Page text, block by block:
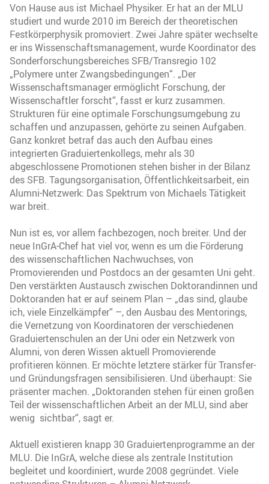
Von Hause aus ist Michael Physiker. Er hat an der MLU
studiert und wurde 2010 im Bereich der theoretischen
Festkörperphysik promoviert. Zwei Jahre später wechselte
er ins Wissenschaftsmanagement, wurde Koordinator des
Sonderforschungsbereiches SFB/Transregio 102
„Polymere unter Zwangsbedingungen“. „Der
Wissenschaftsmanager ermöglicht Forschung, der
Wissenschaftler forscht“, fasst er kurz zusammen.
Strukturen für eine optimale Forschungsumgebung zu
schaffen und anzupassen, gehörte zu seinen Aufgaben.
Ganz konkret betraf das auch den Aufbau eines
integrierten Graduiertenkollegs, mehr als 30
abgeschlossene Promotionen stehen bisher in der Bilanz
des SFB. Tagungsorganisation, Öffentlichkeitsarbeit, ein
Alumni-Netzwerk: Das Spektrum von Michaels Tätigkeit
war breit.
Nun ist es, vor allem fachbezogen, noch breiter. Und der
neue InGrA-Chef hat viel vor, wenn es um die Förderung
des wissenschaftlichen Nachwuchses, von
Promovierenden und Postdocs an der gesamten Uni geht.
Den verstärkten Austausch zwischen Doktorandinnen und
Doktoranden hat er auf seinem Plan – „das sind, glaube
ich, viele Einzelkämpfer“ –, den Ausbau des Mentorings,
die Vernetzung von Koordinatoren der verschiedenen
Graduiertenschulen an der Uni oder ein Netzwerk von
Alumni, von deren Wissen aktuell Promovierende
profitieren können. Er möchte letztere stärker für Transfer-
und Gründungsfragen sensibilisieren. Und überhaupt: Sie
präsenter machen. „Doktoranden stehen für einen großen
Teil der wissenschaftlichen Arbeit an der MLU, sind aber
wenig sichtbar“, sagt er.
Aktuell existieren knapp 30 Graduiertenprogramme an der
MLU. Die InGrA, welche diese als zentrale Institution
begleitet und koordiniert, wurde 2008 gegründet. Viele